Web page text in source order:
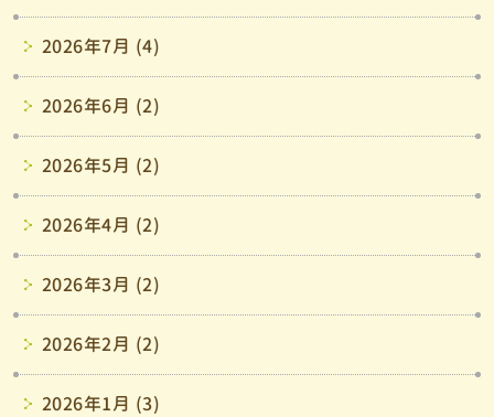
2026年7月 (4)
2026年6月 (2)
2026年5月 (2)
2026年4月 (2)
2026年3月 (2)
2026年2月 (2)
2026年1月 (3)